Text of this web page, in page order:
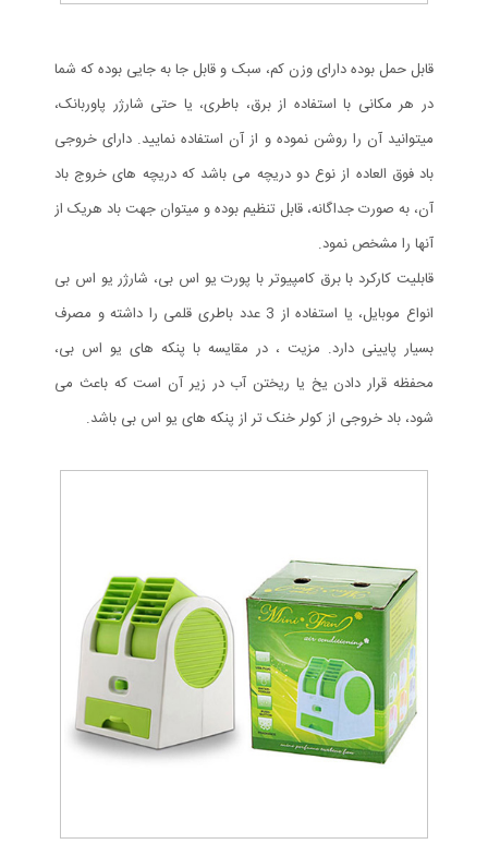
قابل حمل بوده دارای وزن کم، سبک و قابل جا به جایی بوده که شما
در هر مکانی با استفاده از برق، باطری، یا حتی شارژر پاوربانک،
میتوانید آن را روشن نموده و از آن استفاده نمایید. دارای خروجی
باد فوق العاده از نوع دو دریچه می باشد که دریچه های خروج باد
آن، به صورت جداگانه، قابل تنظیم بوده و میتوان جهت باد هریک از
آنها را مشخص نمود.
قابلیت کارکرد با برق کامپیوتر با پورت یو اس بی، شارژر یو اس بی
انواع موبایل، یا استفاده از 3 عدد باطری قلمی را داشته و مصرف
بسیار پایینی دارد. مزیت ، در مقایسه با پنکه های یو اس بی،
محفظه قرار دادن یخ یا ریختن آب در زیر آن است که باعث می
شود، باد خروجی از کولر خنک تر از پنکه های یو اس بی باشد.